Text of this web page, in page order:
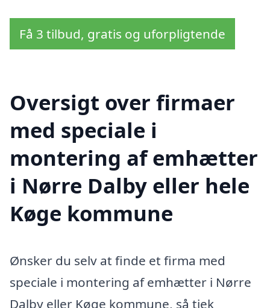
Få 3 tilbud, gratis og uforpligtende
Oversigt over firmaer
med speciale i
montering af emhætter
i Nørre Dalby eller hele
Køge kommune
Ønsker du selv at finde et firma med
speciale i montering af emhætter i Nørre
Dalby eller Køge kommune, så tjek